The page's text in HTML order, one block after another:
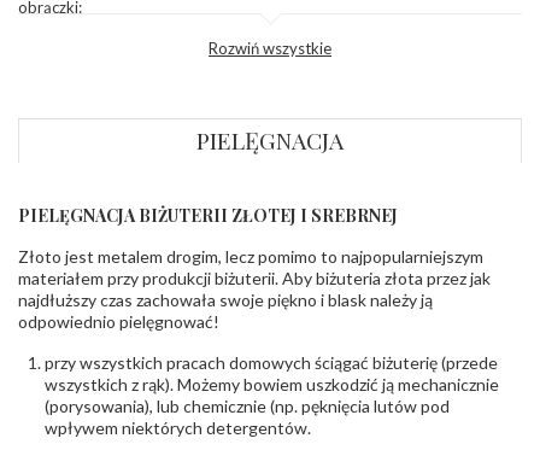
obrączki:
INNE PARAMETRY
Producent
odpowiedzialny:
WAMA GOLD Sp. z o.o.; ul. Rzemieślnicza 19 95-
100 Zgierz, NIP: 732219720748; tel. 42 715 89
64; bok@wamagold.com
Bezpieczeństwo
ostrzeżenia:
Nie nadaje się dla dzieci w wieku poniżej 3 lat
zawierają nikiel
Rozwiń wszystkie
PIELĘGNACJA
PIELĘGNACJA BIŻUTERII ZŁOTEJ I SREBRNEJ
Złoto jest metalem drogim, lecz pomimo to najpopularniejszym
materiałem przy produkcji biżuterii. Aby biżuteria złota przez jak
najdłuższy czas zachowała swoje piękno i blask należy ją
odpowiednio pielęgnować!
przy wszystkich pracach domowych ściągać biżuterię (przede
wszystkich z rąk). Możemy bowiem uszkodzić ją mechanicznie
(porysowania), lub chemicznie (np. pęknięcia lutów pod
wpływem niektórych detergentów.